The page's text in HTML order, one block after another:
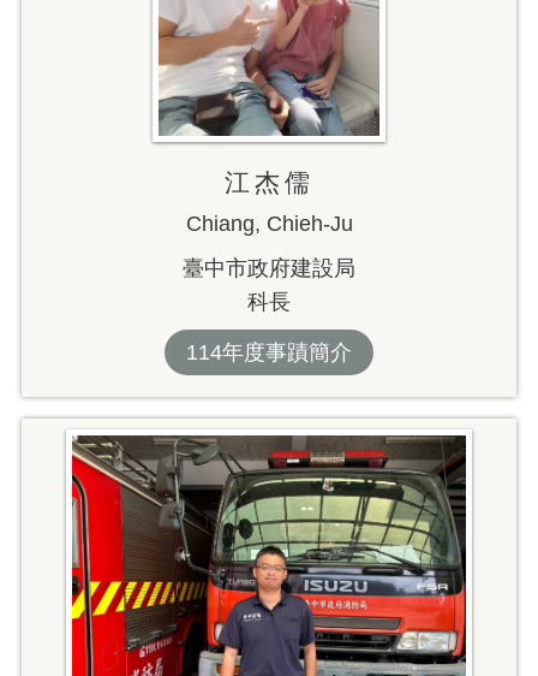
江杰儒
Chiang, Chieh-Ju
臺中市政府建設局
科長
114年度事蹟簡介